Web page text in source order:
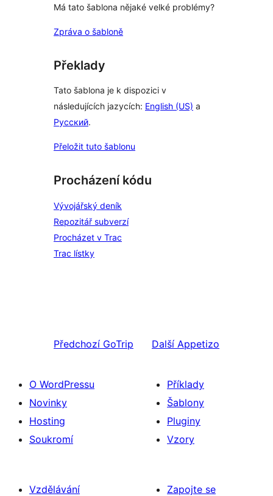
Má tato šablona nějaké velké problémy?
Zpráva o šabloně
Překlady
Tato šablona je k dispozici v
následujících jazycích: English (US) a
Русский.
Přeložit tuto šablonu
Procházení kódu
Vývojářský deník
Repozitář subverzí
Procházet v Trac
Trac lístky
Předchozí GoTrip Další Appetizo
O WordPressu
Novinky
Hosting
Soukromí
Příklady
Šablony
Pluginy
Vzory
Vzdělávání
Zapojte se